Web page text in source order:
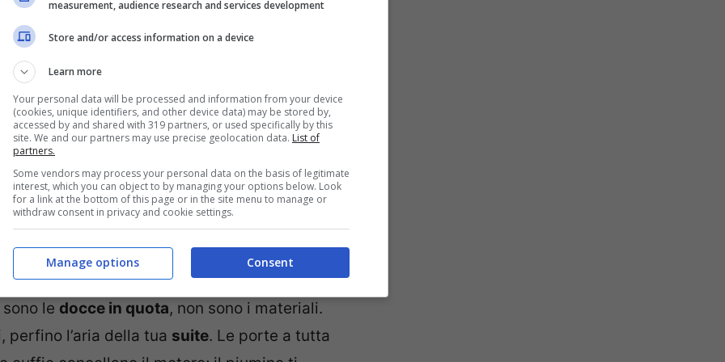
del bracciolo per non sovrastarti. La
il vicino. Il menù “dine on demand” ti
alle tre del mattino,
qui sono la normalità. E tu ricominci
le docce in quota, non sono i materiali.
l’aria della tua suite. Le porte a tutta
measurement, audience research and services development
Store and/or access information on a device
Learn more
Your personal data will be processed and information from your device
(cookies, unique identifiers, and other device data) may be stored by,
accessed by and shared with 319 partners, or used specifically by this
site. We and our partners may use precise geolocation data. List of
partners.
Some vendors may process your personal data on the basis of legitimate
interest, which you can object to by managing your options below. Look
for a link at the bottom of this page or in the site menu to manage or
withdraw consent in privacy and cookie settings.
Consent
Manage options